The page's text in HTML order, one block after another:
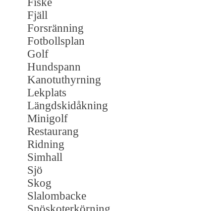
Fjäll
Forsränning
Fotbollsplan
Golf
Hundspann
Kanotuthyrning
Lekplats
Längdskidåkning
Minigolf
Restaurang
Ridning
Simhall
Sjö
Skog
Slalombacke